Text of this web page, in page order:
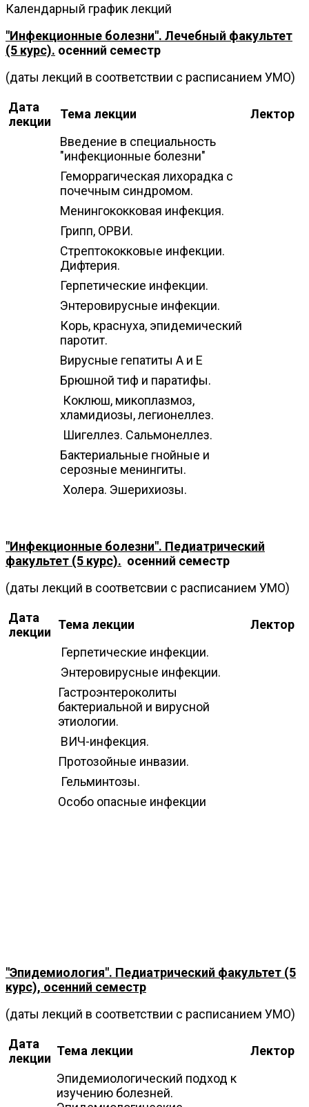
Календарный график лекций
"Инфекционные болезни". Лечебный факультет
(5 курс). осенний семестр
(даты лекций в соответствии с расписанием УМО)
Дата
лекции
Тема лекции
Лектор
Введение в специальность
"инфекционные болезни"
Геморрагическая лихорадка с
почечным синдромом.
Менингококковая инфекция.
Грипп, ОРВИ.
Стрептококковые инфекции.
Дифтерия.
Герпетические инфекции.
Энтеровирусные инфекции.
Корь, краснуха, эпидемический
паротит.
Вирусные гепатиты А и Е
Брюшной тиф и паратифы.
Коклюш, микоплазмоз,
хламидиозы, легионеллез.
Шигеллез. Сальмонеллез.
Бактериальные гнойные и
серозные менингиты.
Холера. Эшерихиозы.
"Инфекционные болезни". Педиатрический
факультет (5 курс). осенний семестр
(даты лекций в соответсвии с расписанием УМО)
Дата
лекции
Тема лекции
Лектор
Герпетические инфекции.
Энтеровирусные инфекции.
Гастроэнтероколиты
бактериальной и вирусной
этиологии.
ВИЧ-инфекция.
Протозойные инвазии.
Гельминтозы.
Особо опасные инфекции
"Эпидемиология". Педиатрический факультет (5
курс), осенний семестр
(даты лекций в соответствии с расписанием УМО)
Дата
лекции
Тема лекции
Лектор
Эпидемиологический подход к
изучению болезней.